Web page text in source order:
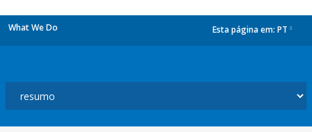
What We Do Esta página em: PT